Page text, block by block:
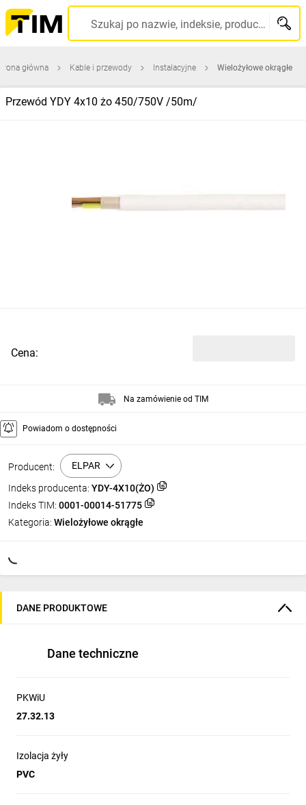
Szukaj po nazwie, indeksie, producencie, kodzie kreskowym...
główna Kable i przewody Instalacyjne Wielożyłowe okrągłe
Przewód YDY 4x10 żo 450/750V /50m/
Producent: ELPAR
Indeks producenta: YDY-4X10(ŻO)
Indeks TIM: 0001-00014-51775
Kategoria: Wielożyłowe okrągłe
Cena:
Na zamówienie od TIM
Powiadom o dostępności
DANE PRODUKTOWE
Dane techniczne
PKWiU
27.32.13
Izolacja żyły
PVC